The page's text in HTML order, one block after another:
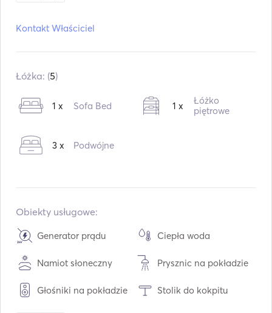
Silniki: 1 x 50hp
Konsumpcja:
5 L /godz.
Pojemność paliwa:200
Kontakt Właściciel
Łóżka: (5)
1 x Sofa Bed 1 x
Łóżko
piętrowe
3 x Podwójne
Obiekty usługowe:
Generator prądu Ciepła woda
Namiot słoneczny Prysznic na pokładzie
Głośniki na pokładzie Stolik do kokpitu